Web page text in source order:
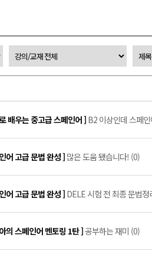
배우는 중고급 스페인어 ] B2 이상인데 스페
어 고급 문법 완성 ] 많은 도움 됐습니다! (0)
어 고급 문법 완성 ] DELE 시험 전 최종 문법
의 스페인어 멘토링 1탄 ]공부하는 재미 (0)